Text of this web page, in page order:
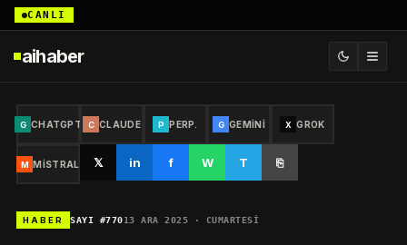
CANLI
aihaber
G CHATGPT C CLAUDE P PERP. G GEMINI X GROK
M MISTRAL 𝕏 in f W T ⎘
HABER SAYI #77013 ARA 2025 · CUMARTESI